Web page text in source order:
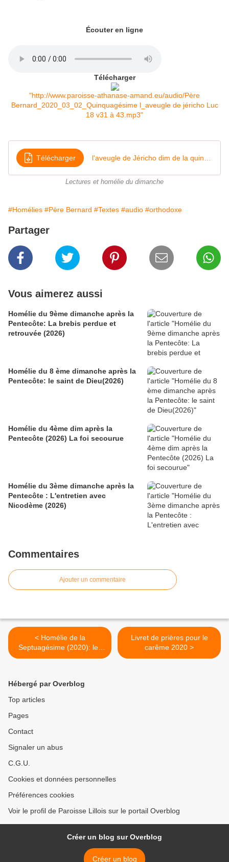
Écouter en ligne
Télécharger
"http://www.paroisse-athanase-amand.eu/audio/Père
Bernard_2020_03_02_Quinquagésime l_aveugle de jéricho Luc
18 v31 à 43.mp3"
Télécharger
Lectures et homélie du dimanche
#Homélies #Père Bernard #Textes #audio #orthodoxe
Partager
Vous aimerez aussi
Homélie du 9ème dimanche après la
Pentecôte: La brebis perdue et
retrouvée (2026)
Homélie du 8 ème dimanche après la
Pentecôte: le saint de Dieu(2026)
Homélie du 4ème dim après la
Pentecôte (2026) La foi secourue
Homélie du 3ème dimanche après la
Pentecôte : L'entretien avec
Nicodème (2026)
Commentaires
Ajouter un commentaire
< Homélie de la
Septuagésime (2020): les
ouvriers de la première et la
Livret de prières pour le
carême 2020 >
Hébergé par Overblog
Top articles
Pages
Contact
Signaler un abus
C.G.U.
Cookies et données personnelles
Préférences cookies
Voir le profil de Paroisse Lillois sur le portail Overblog
Créer un blog sur Overblog
Créer un blog